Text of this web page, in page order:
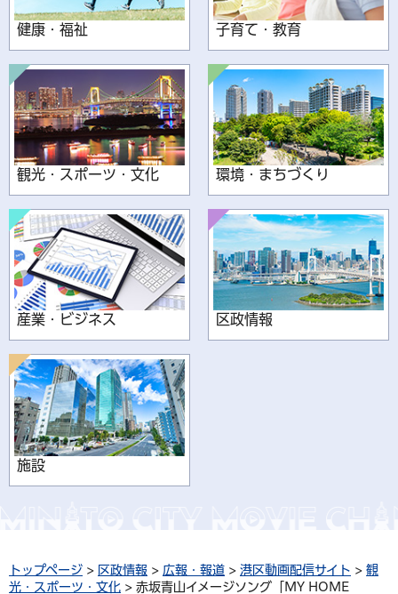
健康・福祉 子育て・教育
観光・スポーツ・文化 環境・まちづくり
産業・ビジネス 区政情報
施設
トップページ > 区政情報 > 広報・報道 > 港区動画配信サイト > 観
光・スポーツ・文化 > 赤坂青山イメージソング「MY HOME